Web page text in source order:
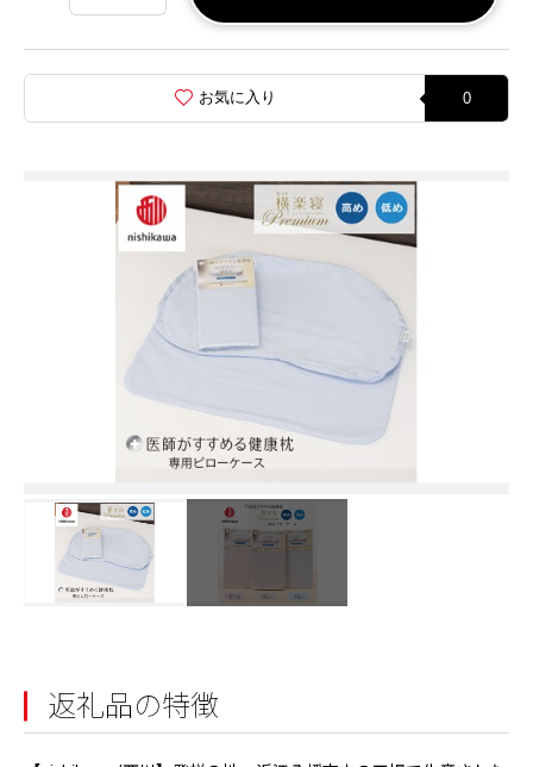
お気に入り 0
返礼品の特徴